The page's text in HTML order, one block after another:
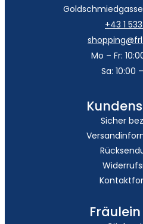
+43 1 533
Mo – Fr:
Sa: 10:00
Sicher